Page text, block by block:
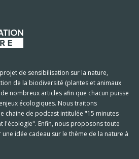
de sensibilisation sur la nature,
de la biodiversité (plantes et animaux
nombreux articles afin que chacun puisse
écologiques. Nous traitons
chaine de podcast intitulée "15 minutes
l'écologie". Enfin, nous proposons toute
idée cadeau sur le thème de la nature à